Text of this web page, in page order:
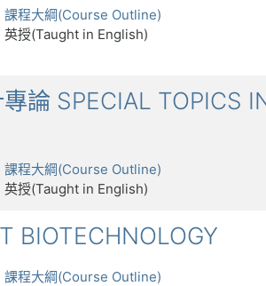
課程大綱(Course Outline)
英授(Taught in English)
論 SPECIAL TOPICS
課程大綱(Course Outline)
英授(Taught in English)
BIOTECHNOLOGY
課程大綱(Course Outline)